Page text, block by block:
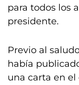
para todos los
presidente.
Previo al
había
una carta en